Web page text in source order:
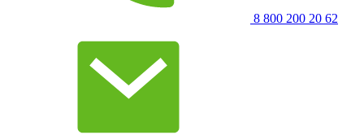
8 800 200 20 62